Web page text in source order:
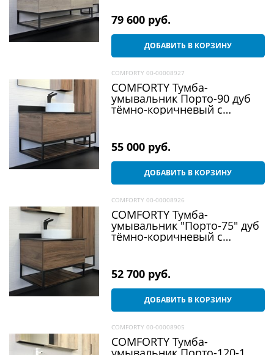
79 600 руб.
ДОБАВИТЬ В КОРЗИНУ
COMFORTY 00-00008927
COMFORTY Тумба-
умывальник Порто-90 дуб
тёмно-коричневый с
55 000 руб.
ДОБАВИТЬ В КОРЗИНУ
COMFORTY 00-00008926
COMFORTY Тумба-
умывальник "Порто-75" дуб
тёмно-коричневый с
52 700 руб.
ДОБАВИТЬ В КОРЗИНУ
COMFORTY 00-00008905
COMFORTY Тумба-